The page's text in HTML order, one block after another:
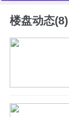
楼盘动态(8)